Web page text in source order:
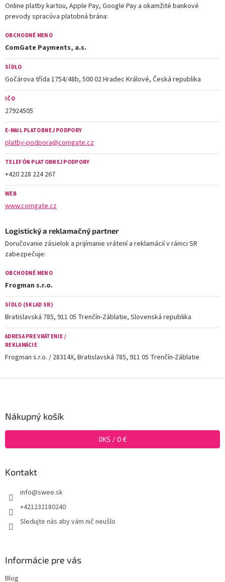
Online platby kartou, Apple Pay, Google Pay a okamžité bankové
prevody spracúva platobná brána:
OBCHODNÉ MENO
ComGate Payments, a.s.
SÍDLO
Gočárova třída 1754/48b, 500 02 Hradec Králové, Česká republika
IČO
27924505
E-MAIL PLATOBNEJ PODPORY
platby-podpora@comgate.cz
TELEFÓN PLATOBNEJ PODPORY
+420 228 224 267
WEB
www.comgate.cz
Logistický a reklamačný partner
Doručovanie zásielok a prijímanie vrátení a reklamácií v rámci SR
zabezpečuje:
OBCHODNÉ MENO
Frogman s.r.o.
SÍDLO (SKLAD SR)
Bratislavská 785, 911 05 Trenčín-Záblatie, Slovenská republika
ADRESA PRE VRÁTENIE /
REKLAMÁCIE
Frogman s.r.o. / 28314X, Bratislavská 785, 911 05 Trenčín-Záblatie
Nákupný košík
0KS / 0 €
Kontakt
info@swee.sk
+421232180240
Sledujte nás aby vám nič neušlo
Informácie pre vás
Blog